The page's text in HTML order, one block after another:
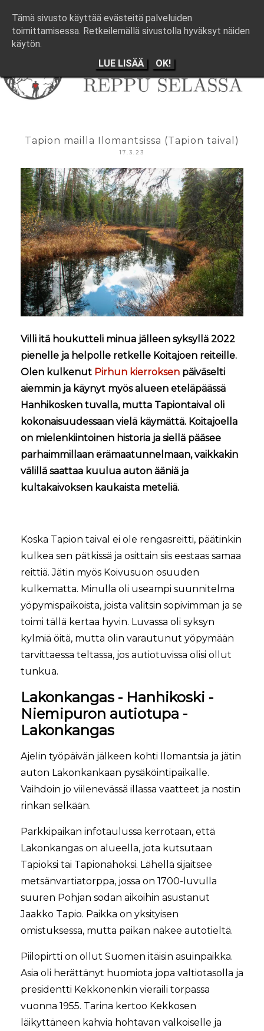
Tapion mailla Ilomantsissa (Tapion taival)
17.3.23
Villi itä houkutteli minua jälleen syksyllä 2022
pienelle ja helpolle retkelle Koitajoen reiteille.
Olen kulkenut Pirhun kierroksen päiväselti
aiemmin ja käynyt myös alueen eteläpäässä
Hanhikosken tuvalla, mutta Tapiontaival oli
kokonaisuudessaan vielä käymättä. Koitajoella
on mielenkiintoinen historia ja siellä pääsee
parhaimmillaan erämaatunnelmaan, vaikkakin
välillä saattaa kuulua auton ääniä ja
kultakaivoksen kaukaista meteliä.
Koska Tapion taival ei ole rengasreitti, päätinkin
kulkea sen pätkissä ja osittain siis eestaas samaa
reittiä. Jätin myös Koivusuon osuuden
kulkematta. Minulla oli useampi suunnitelma
yöpymispaikoista, joista valitsin sopivimman ja se
toimi tällä kertaa hyvin. Luvassa oli syksyn
kylmiä öitä, mutta olin varautunut yöpymään
tarvittaessa teltassa, jos autiotuvissa olisi ollut
tunkua.
Lakonkangas - Hanhikoski -
Niemipuron autiotupa -
Lakonkangas
Ajelin työpäivän jälkeen kohti Ilomantsia ja jätin
auton Lakonkankaan pysäköintipaikalle.
Vaihdoin jo viilenevässä illassa vaatteet ja nostin
rinkan selkään.
Parkkipaikan infotaulussa kerrotaan, että
Lakonkangas on alueella, jota kutsutaan
Tapioksi tai Tapionahoksi. Lähellä sijaitsee
metsänvartiatorppa, jossa on 1700-luvulla
suuren Pohjan sodan aikoihin asustanut
Jaakko Tapio. Paikka on yksityisen
omistuksessa, mutta paikan näkee autotieltä.
Piilopirtti on ollut Suomen itäisin asuinpaikka.
Asia oli herättänyt huomiota jopa valtiotasolla ja
presidentti Kekkonenkin vieraili torpassa
vuonna 1955. Tarina kertoo Kekkosen
läikyttäneen kahvia hohtavan valkoiselle ja
Tämä sivusto käyttää evästeitä palveluiden
toimittamisessa. Retkeilemällä sivustolla hyväksyt näiden
käytön.
LUE LISÄÄ
OK!